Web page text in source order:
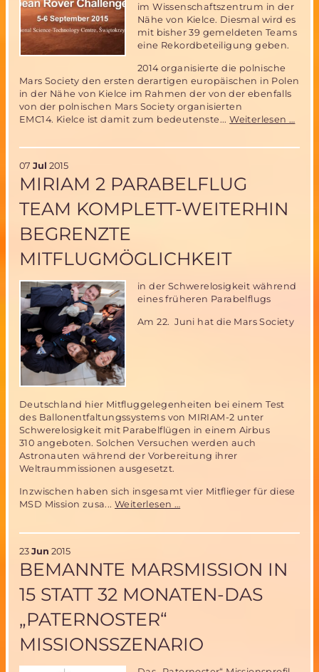
im Wissenschaftszentrum in der
Nähe von Kielce. Diesmal wird es
mit bisher 39 gemeldeten Teams
eine Rekordbeteiligung geben.
2014 organisierte die polnische
Mars Society den ersten derartigen europäischen in Polen
in der Nähe von Kielce im Rahmen der von der ebenfalls
von der polnischen Mars Society organisierten
EMC14. Kielce ist damit zum bedeutenste...Weiterlesen …
07 Jul 2015
MIRIAM 2 PARABELFLUG
TEAM KOMPLETT-WEITERHIN
BEGRENZTE
MITFLUGMÖGLICHKEIT
in der Schwerelosigkeit während
eines früheren Parabelflugs
Am 22. Juni hat die Mars Society
Deutschland hier Mitfluggelegenheiten bei einem Test
des Ballonentfaltungssystems von MIRIAM-2 unter
Schwerelosigkeit mit Parabelflügen in einem Airbus
310 angeboten. Solchen Versuchen werden auch
Astronauten während der Vorbereitung ihrer
Weltraummissionen ausgesetzt.
Inzwischen haben sich insgesamt vier Mitflieger für diese
MSD Mission zusa...Weiterlesen …
weiterhin
Mitflugmöglichkeit
23 Jun 2015
BEMANNTE MARSMISSION IN
15 STATT 32 MONATEN-DAS
„PATERNOSTER“
MISSIONSSZENARIO